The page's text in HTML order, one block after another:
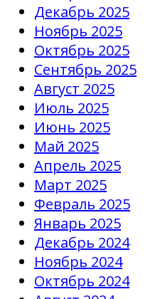
Декабрь 2025
Ноябрь 2025
Октябрь 2025
Сентябрь 2025
Август 2025
Июль 2025
Июнь 2025
Май 2025
Апрель 2025
Март 2025
Февраль 2025
Январь 2025
Декабрь 2024
Ноябрь 2024
Октябрь 2024